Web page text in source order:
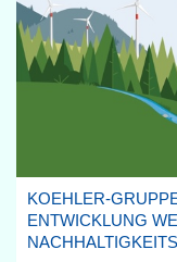
KOEHLER-
ENTWICKLUNG